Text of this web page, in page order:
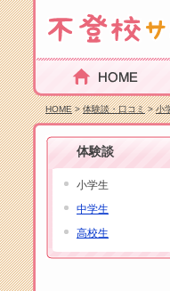
HOME
HOME>体験談・口コミ>小
体験談
小学生
中学生
高校生